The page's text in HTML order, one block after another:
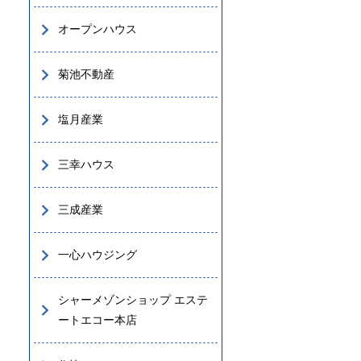
オープンハウス
菊池不動産
塩月産業
三幸ハウス
三成産業
一心ハウジング
シャーメゾンショップ エステ
ートエコー本店